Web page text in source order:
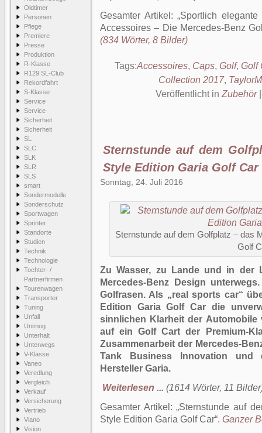
Oldtimer
Personen
Pflege
Premiere
Presse
Produktion
R-Klasse
R129 SL-Club
Rekordfahrt
S-Klasse
Service
Service
Sicherheit
Sicherheit
SL
SLC
SLK
SLR
SLS
smart
Sondermodelle
Sonderschutz
Sportwagen
Sprinter
Standorte
Studien
Technik
Technologie
Tochter- /
Partnerfirmen
Tourenwagen
Transporter
Tuning
Unfall
Unimog
Unterhalt
Unterwegs
V-Klasse
Vaneo
Veredlung
Vergleich
Verkauf
Versicherung
Vertrieb
Viano
Vision
Gesamter Artikel:
Sportlich
Accessoires – Die Mercedes-Benz
(834 Wörter, 8 Bilder)
Tags:Accessoires, Caps, Golf, Golf
Collection 2017,
Veröffentlicht in Zubehör
Sternstunde auf dem
Style Edition Garia Golf Car
Sonntag, 24. Juli 2016
Sternstunde auf dem Golfplatz – das
Golf
Zu Wasser, zu Lande und in der
Mercedes-Benz Design
Golfrasen. Als „real sports car“
Edition Garia Golf Car die
sinnlichen Klarheit der Automobile
auf ein Golf Cart der Premium-
Zusammenarbeit der Mercedes-
Tank Business Innovation und
Hersteller Garia.
Weiterlesen ... (1614 Wörter, 11
Gesamter Artikel: Sternstunde auf
Style Edition Garia Golf Car . Ganzer